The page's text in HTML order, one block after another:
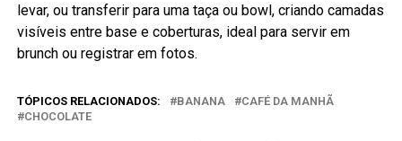
levar, ou transferir para uma taça ou bowl, criando camadas
visíveis entre base e coberturas, ideal para servir em
brunch ou registrar em fotos.
TÓPICOS RELACIONADOS: BANANA
CAFÉ DA MANHÃ
CHOCOLATE